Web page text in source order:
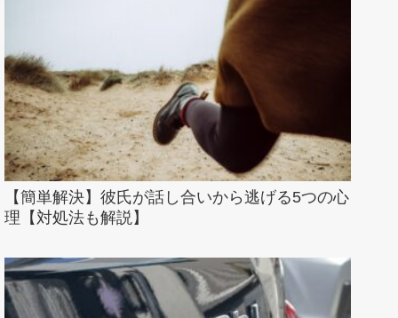
【簡単解決】彼氏が話し合いから逃げる5つの心
理【対処法も解説】